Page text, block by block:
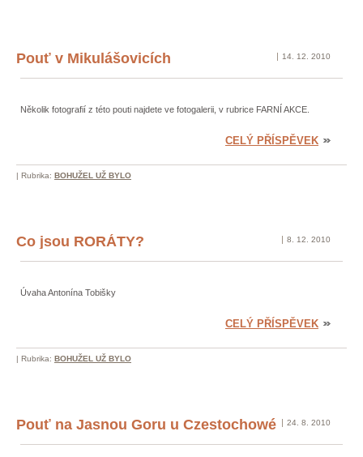
Pouť v Mikulášovicích 14. 12. 2010
Několik fotografií z této pouti najdete ve fotogalerii, v rubrice FARNÍ AKCE.
CELÝ PŘÍSPĚVEK
| Rubrika: BOHUŽEL UŽ BYLO
Co jsou RORÁTY? 8. 12. 2010
Úvaha Antonína Tobišky
CELÝ PŘÍSPĚVEK
| Rubrika: BOHUŽEL UŽ BYLO
Pouť na Jasnou Goru u Czestochowé 24. 8. 2010